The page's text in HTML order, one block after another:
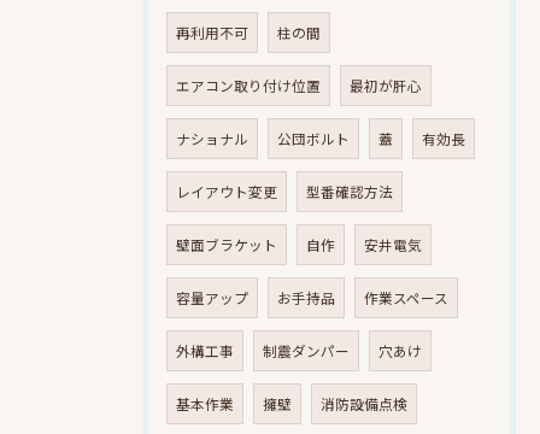
再利用不可 柱の間
エアコン取り付け位置 最初が肝心
ナショナル 公団ボルト 蓋 有効長
レイアウト変更 型番確認方法
壁面ブラケット 自作 安井電気
容量アップ お手持品 作業スペース
外構工事 制震ダンパー 穴あけ
基本作業 擁壁 消防設備点検